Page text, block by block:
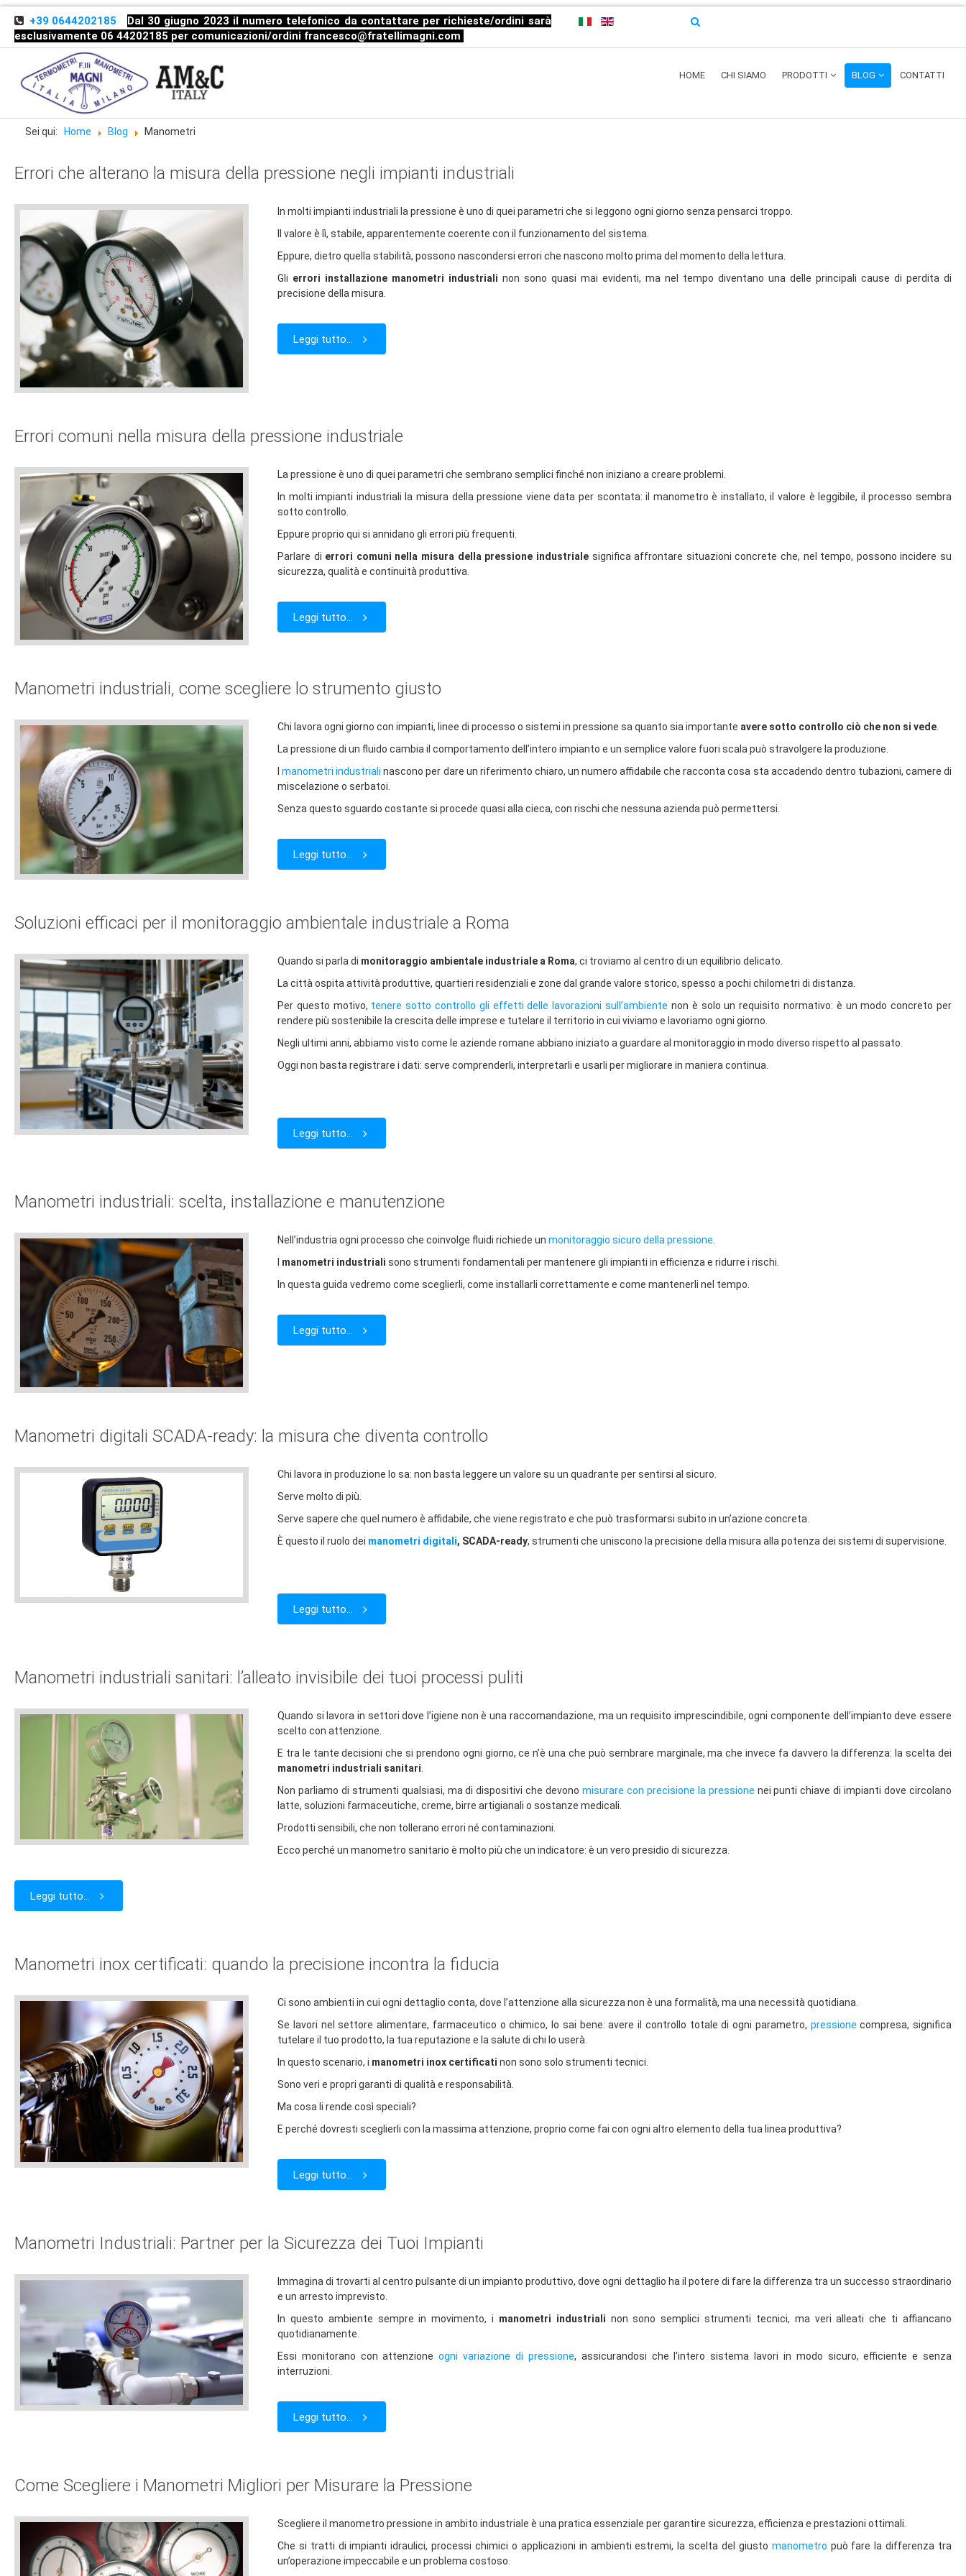
+39 0644202185
Dal 30 giugno 2023 il numero telefonico da contattare per richieste/ordini sarà
esclusivamente 06 44202185 per comunicazioni/ordini francesco@fratellimagni.com
HOME CHI SIAMO PRODOTTI BLOG CONTATTI
Sei qui: Home Blog Manometri
Errori che alterano la misura della pressione negli impianti industriali
In molti impianti industriali la pressione è uno di quei parametri che si leggono ogni giorno senza pensarci troppo.
Il valore è lì, stabile, apparentemente coerente con il funzionamento del sistema.
Eppure, dietro quella stabilità, possono nascondersi errori che nascono molto prima del momento della lettura.
Gli errori installazione manometri industriali non sono quasi mai evidenti, ma nel tempo diventano una delle principali cause di perdita di
precisione della misura.
Leggi tutto...
Errori comuni nella misura della pressione industriale
La pressione è uno di quei parametri che sembrano semplici finché non iniziano a creare problemi.
In molti impianti industriali la misura della pressione viene data per scontata: il manometro è installato, il valore è leggibile, il processo sembra
sotto controllo.
Eppure proprio qui si annidano gli errori più frequenti.
Parlare di errori comuni nella misura della pressione industrialesignifica affrontare situazioni concrete che, nel tempo, possono incidere su
sicurezza, qualità e continuità produttiva.
Leggi tutto...
Manometri industriali, come scegliere lo strumento giusto
Chi lavora ogni giorno con impianti, linee di processo o sistemi in pressione sa quanto sia importante avere sotto controllo ciò che non si vede.
La pressione di un fluido cambia il comportamento dell’intero impianto e un semplice valore fuori scala può stravolgere la produzione.
Imanometri industrialinascono per dare un riferimento chiaro, un numero affidabile che racconta cosa sta accadendo dentro tubazioni, camere di
miscelazione o serbatoi.
Senza questo sguardo costante si procede quasi alla cieca, con rischi che nessuna azienda può permettersi.
Leggi tutto...
Soluzioni efficaci per il monitoraggio ambientale industriale a Roma
Quando si parla di monitoraggio ambientale industriale a Roma, ci troviamo al centro di un equilibrio delicato.
La città ospita attività produttive, quartieri residenziali e zone dal grande valore storico, spesso a pochi chilometri di distanza.
Per questo motivo, tenere sotto controllo gli effetti delle lavorazioni sull’ambiente non è solo un requisito normativo: è un modo concreto per
rendere più sostenibile la crescita delle imprese e tutelare il territorio in cui viviamo e lavoriamo ogni giorno.
Negli ultimi anni, abbiamo visto come le aziende romane abbiano iniziato a guardare al monitoraggio in modo diverso rispetto al passato.
Oggi non basta registrare i dati: serve comprenderli, interpretarli e usarli per migliorare in maniera continua.
Leggi tutto...
Manometri industriali: scelta, installazione e manutenzione
Nell’industria ogni processo che coinvolge fluidi richiede un monitoraggio sicuro della pressione.
manometri industriali sono strumenti fondamentali per mantenere gli impianti in efficienza e ridurre i rischi.
In questa guida vedremo come sceglierli, come installarli correttamente e come mantenerli nel tempo.
Leggi tutto...
Manometri digitali SCADA-ready: la misura che diventa controllo
Chi lavora in produzione lo sa: non basta leggere un valore su un quadrante per sentirsi al sicuro.
Serve molto di più.
Serve sapere che quel numero è affidabile, che viene registrato e che può trasformarsi subito in un’azione concreta.
È questo il ruolo dei manometri digitali, SCADA-ready, strumenti che uniscono la precisione della misura alla potenza dei sistemi di supervisione.
Leggi tutto...
Manometri industriali sanitari: l’alleato invisibile dei tuoi processi puliti
Quando si lavora in settori dove l’igiene non è una raccomandazione, ma un requisito imprescindibile, ogni componente dell’impianto deve essere
scelto con attenzione.
E tra le tante decisioni che si prendono ogni giorno, ce n’è una che può sembrare marginale, ma che invece fa davvero la differenza: la scelta dei
manometri industriali sanitari
Non parliamo di strumenti qualsiasi, ma di dispositivi che devonomisurare con precisione la pressione nei punti chiave di impianti dove circolano
latte, soluzioni farmaceutiche, creme, birre artigianali o sostanze medicali.
Prodotti sensibili, che non tollerano errori né contaminazioni.
Ecco perché un manometro sanitario è molto più che un indicatore: è un vero presidio di sicurezza.
Leggi tutto...
Manometri inox certificati: quando la precisione incontra la fiducia
Ci sono ambienti in cui ogni dettaglio conta, dove l’attenzione alla sicurezza non è una formalità, ma una necessità quotidiana.
Se lavori nel settore alimentare, farmaceutico o chimico, lo sai bene: avere il controllo totale di ogni parametro, pressione compresa, significa
tutelare il tuo prodotto, la tua reputazione e la salute di chi lo userà.
In questo scenario, i manometri inox certificati non sono solo strumenti tecnici.
Sono veri e propri garanti di qualità e responsabilità.
Ma cosa li rende così speciali?
E perché dovresti sceglierli con la massima attenzione, proprio come fai con ogni altro elemento della tua linea produttiva?
Leggi tutto...
Manometri Industriali: Partner per la Sicurezza dei Tuoi Impianti
Immagina di trovarti al centro pulsante di un impianto produttivo, dove ogni dettaglio ha il potere di fare la differenza tra un successo straordinario
e un arresto imprevisto.
In questo ambiente sempre in movimento, i manometri industriali non sono semplici strumenti tecnici, ma veri alleati che ti affiancano
quotidianamente.
Essi monitorano con attenzioneogni variazione di pressione, assicurandosi che l'intero sistema lavori in modo sicuro, efficiente e senza
interruzioni.
Leggi tutto...
Come Scegliere i Manometri Migliori per Misurare la Pressione
Scegliere il manometro pressione in ambito industriale è una pratica essenziale per garantire sicurezza, efficienza e prestazioni ottimali.
Che si tratti di impianti idraulici, processi chimici o applicazioni in ambienti estremi, la scelta del giusto manometro può fare la differenza tra
un’operazione impeccabile e un problema costoso.